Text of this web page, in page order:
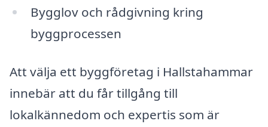
Bygglov och rådgivning kring
byggprocessen
Att välja ett byggföretag i Hallstahammar
innebär att du får tillgång till
lokalkännedom och expertis som är